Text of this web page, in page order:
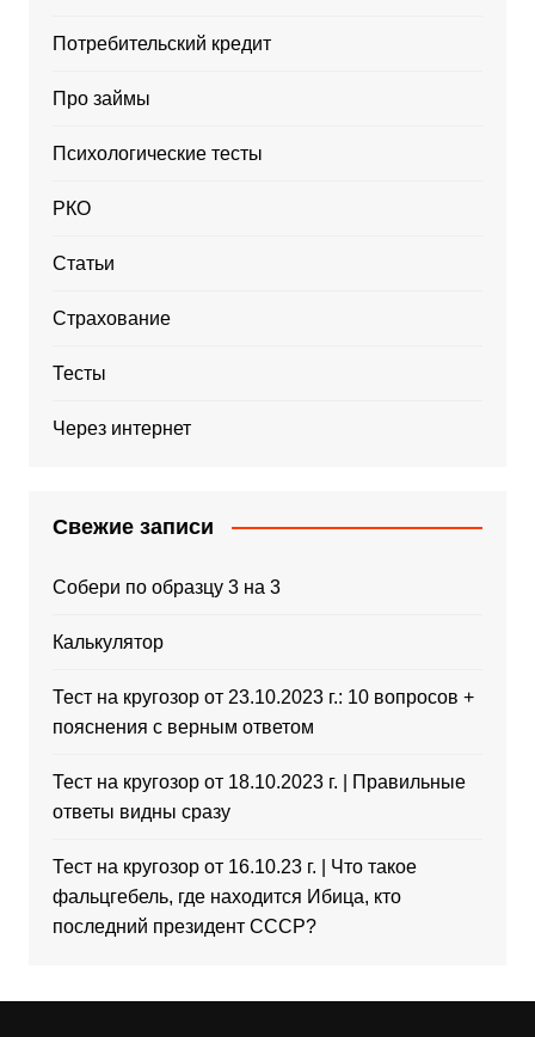
Потребительский кредит
Про займы
Психологические тесты
РКО
Статьи
Страхование
Тесты
Через интернет
Свежие записи
Собери по образцу 3 на 3
Калькулятор
Тест на кругозор от 23.10.2023 г.: 10 вопросов +
пояснения с верным ответом
Тест на кругозор от 18.10.2023 г. | Правильные
ответы видны сразу
Тест на кругозор от 16.10.23 г. | Что такое
фальцгебель, где находится Ибица, кто
последний президент СССР?